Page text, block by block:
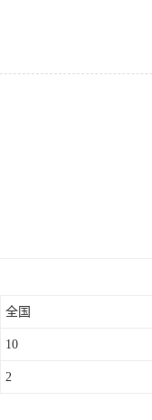
全国
10
2